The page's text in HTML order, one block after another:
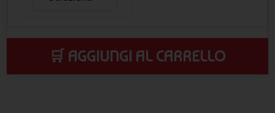
🛒 AGGIUNGI AL CARRELLO